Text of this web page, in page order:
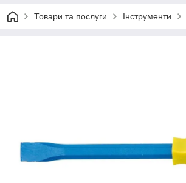
Товари та послуги Інструменти